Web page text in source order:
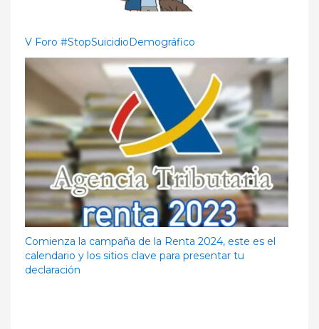
V Foro #StopSuicidioDemográfico
Comienza la campaña de la Renta 2024, este es el
calendario y los sitios clave para presentar tu
declaración